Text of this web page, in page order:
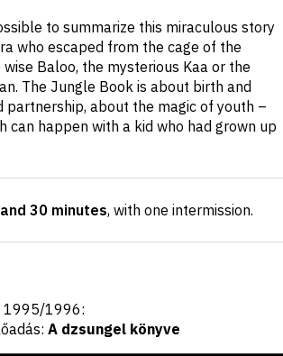
to summarize this miraculous story
who escaped from the cage of the
wise Baloo, the mysterious Kaa or the
The Jungle Book is about birth and
partnership, about the magic of youth –
can happen with a kid who had grown up
30 minutes, with one intermission.
1995/1996:
A dzsungel könyve